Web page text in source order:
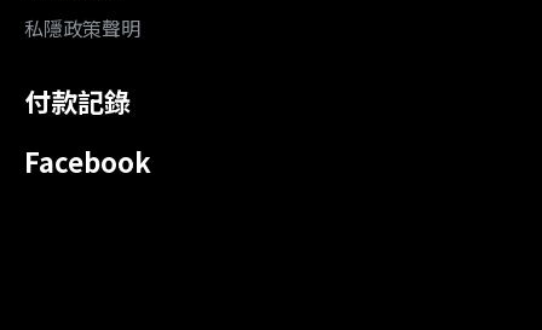
私隱政策聲明
付款記錄
Facebook